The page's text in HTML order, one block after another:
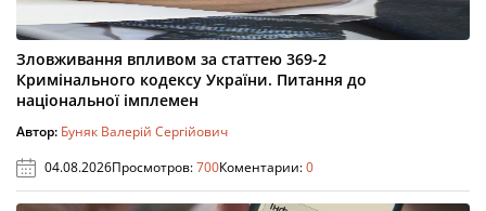
Зловживання впливом за статтею 369-2
Кримінального кодексу України. Питання до
національної імплемен
Автор: Буняк Валерій Сергійович
04.08.2026Просмотров:700Коментарии:0